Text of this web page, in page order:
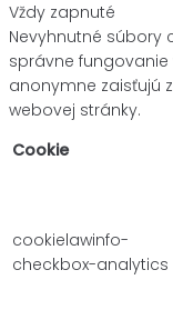
Vždy zapnuté
Nevyhnutné súbory
správne
anonymne zaisťujú
webovej stránky.
Cookie
cookielawinfo-
checkbox-analytics